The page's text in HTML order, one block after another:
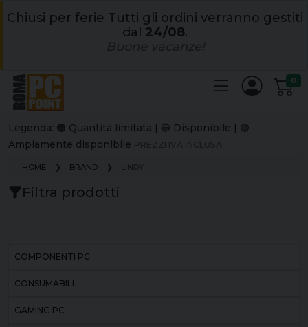
Chiusi per ferie Tutti gli ordini verranno gestiti
dal 24/08.
0
Legenda: 🟠 Quantità limitata | 🔵 Disponibile | 🟢
Ampiamente disponibile
HOME BRAND LINDY
Filtra prodotti
COMPONENTI PC
CONSUMABILI
GAMING PC